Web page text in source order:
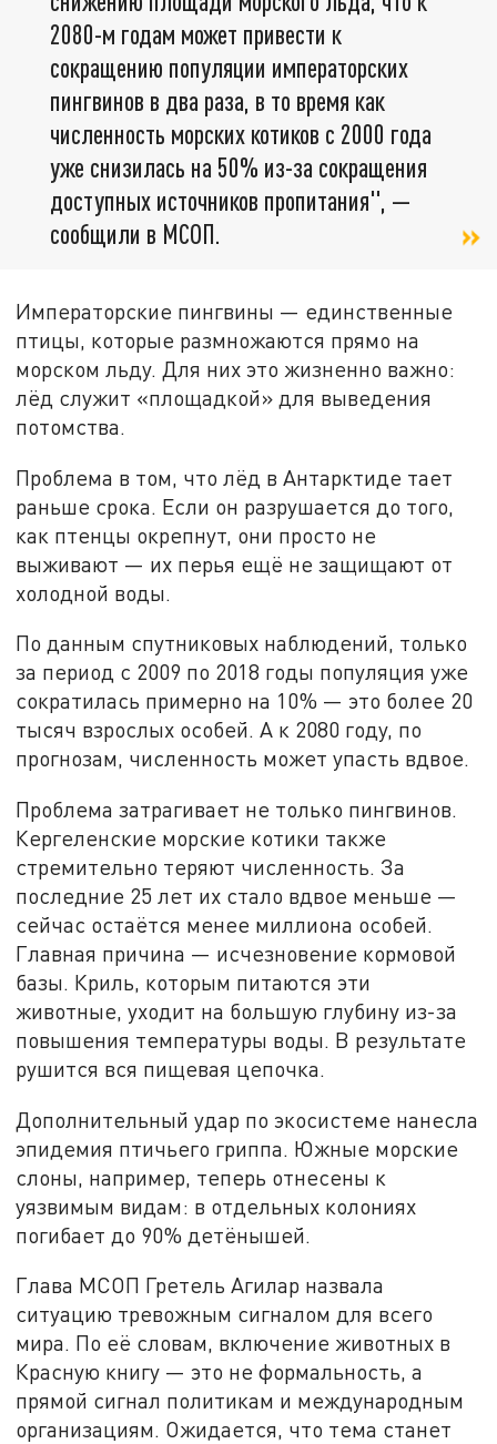
2080-м годам может привести к
сокращению популяции императорских
пингвинов в два раза, в то время как
численность морских котиков с 2000 года
уже снизилась на 50% из-за сокращения
доступных источников пропитания", —
сообщили в МСОП.
Императорские пингвины — единственные
птицы, которые размножаются прямо на
морском льду. Для них это жизненно важно:
лёд служит «площадкой» для выведения
потомства.
Проблема в том, что лёд в Антарктиде тает
раньше срока. Если он разрушается до того,
как птенцы окрепнут, они просто не
выживают — их перья ещё не защищают от
холодной воды.
По данным спутниковых наблюдений, только
за период с 2009 по 2018 годы популяция уже
сократилась примерно на 10% — это более 20
тысяч взрослых особей. А к 2080 году, по
прогнозам, численность может упасть вдвое.
Проблема затрагивает не только пингвинов.
Кергеленские морские котики также
стремительно теряют численность. За
последние 25 лет их стало вдвое меньше —
сейчас остаётся менее миллиона особей.
Главная причина — исчезновение кормовой
базы. Криль, которым питаются эти
животные, уходит на большую глубину из-за
повышения температуры воды. В результате
рушится вся пищевая цепочка.
Дополнительный удар по экосистеме нанесла
эпидемия птичьего гриппа. Южные морские
слоны, например, теперь отнесены к
уязвимым видам: в отдельных колониях
погибает до 90% детёнышей.
Глава МСОП Гретель Агилар назвала
ситуацию тревожным сигналом для всего
мира. По её словам, включение животных в
Красную книгу — это не формальность, а
прямой сигнал политикам и международным
организациям. Ожидается, что тема станет